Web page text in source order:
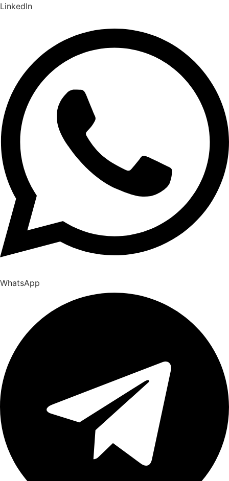
LinkedIn
WhatsApp